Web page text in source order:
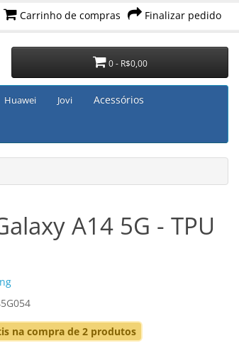
Carrinho de compras Finalizar pedido
0 - R$0,00
Huawei Jovi Acessórios
A14 5G - TPU
na compra de 2 produtos